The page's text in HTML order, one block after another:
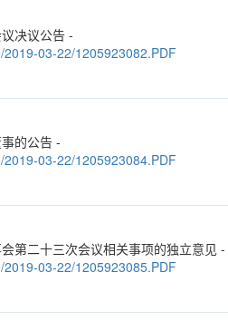
决议公告 -
03-22/1205923082.PDF
的公告 -
03-22/1205923084.PDF
第二十三次会议相关事项的独立意见 -
03-22/1205923085.PDF